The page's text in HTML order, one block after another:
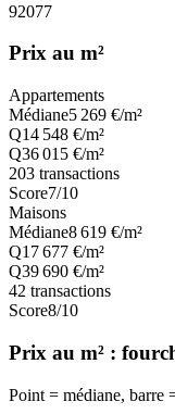
92077
Prix au m²
Appartements
Médiane5 269 €/m²
Q14 548 €/m²
Q36 015 €/m²
203 transactions
Score7/10
Maisons
Médiane8 619 €/m²
Q1 7 677 €/m²
Q39 690 €/m²
42 transactions
Score8/10
Prix au m² :
Point = médiane, barre